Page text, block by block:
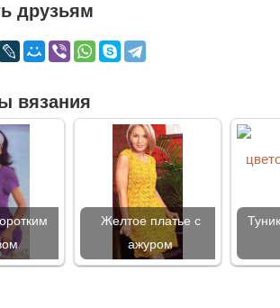
друзьям
вязания
Желтое платье с
ажуром